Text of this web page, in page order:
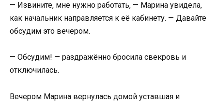
— Извините, мне нужно работать, — Марина увидела,
как начальник направляется к её кабинету. — Давайте
обсудим это вечером.
— Обсудим! — раздражённо бросила свекровь и
отключилась.
Вечером Марина вернулась домой уставшая и